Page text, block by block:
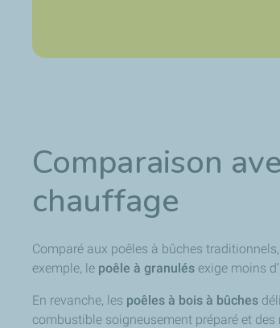
Comparaison
chauffage
Comparé aux poêles à bûches
exemple, le poêle à granulés exige moins
En revanche, les poêles à bois à bûches
combustible soigneusement préparé et des